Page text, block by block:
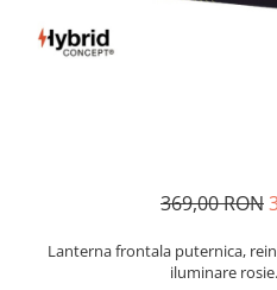
Copii
BETE TREKKING
369,00 RON
Lanterna frontala puternica,
iluminare